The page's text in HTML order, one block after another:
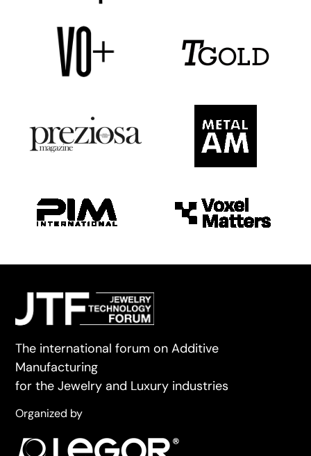
The international forum on Additive
Manufacturing
for the Jewelry and Luxury industries
Organized by